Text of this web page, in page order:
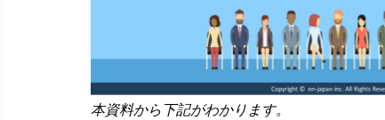
本資料から下記がわかります。